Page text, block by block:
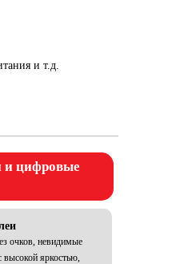
и т.д.
и цифровые
очков, невидимые
высокой яркостью,